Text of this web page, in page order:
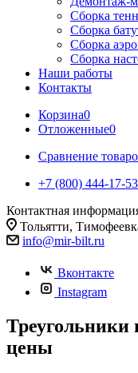
Сборка
Сборка
Сборка
Сборка
Наши работы
Контакты
Корзина0
Отложенные0
Сравнение
+7 (800) 444-17-53
Контактная
Тольятти,
info@mir-bilt.ru
Вконтакте
Instagram
Треугольники
цены